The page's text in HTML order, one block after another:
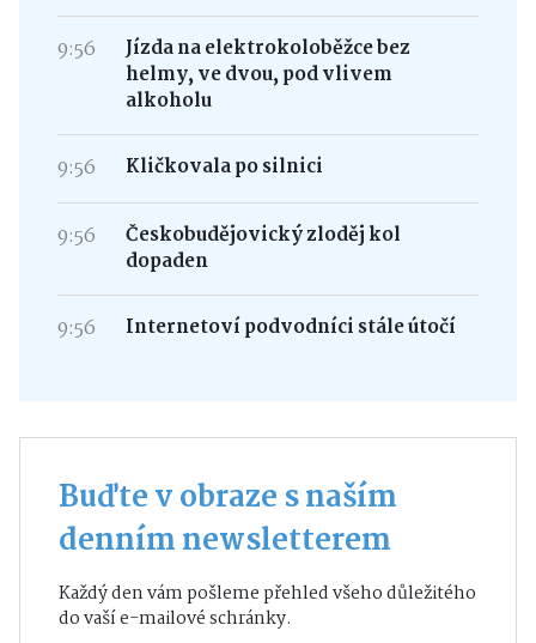
9:56
Jízda na elektrokoloběžce bez
helmy, ve dvou, pod vlivem
alkoholu
9:56 Kličkovala po silnici
9:56
Českobudějovický zloděj kol
dopaden
9:56 Internetoví podvodníci stále útočí
Buďte v obraze s naším
denním newsletterem
Každý den vám pošleme přehled všeho důležitého
do vaší e-mailové schránky.